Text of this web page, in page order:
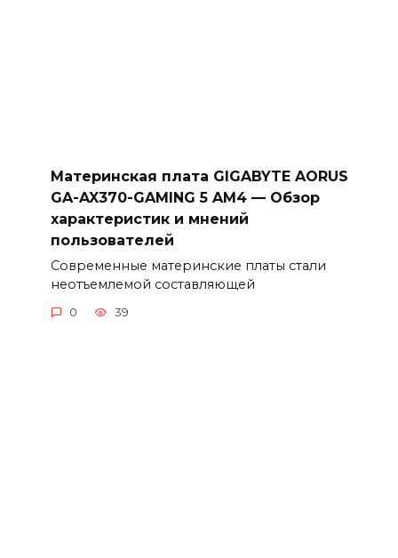
Материнская плата GIGABYTE AORUS
GA-AX370-GAMING 5 AM4 — Обзор
характеристик и мнений
пользователей
Современные материнские платы стали
неотъемлемой составляющей
0 39